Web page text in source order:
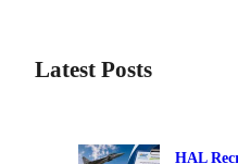
Latest Posts
HAL